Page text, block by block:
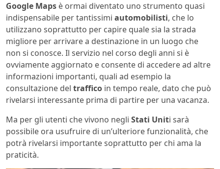
Google Maps è ormai diventato uno strumento quasi
indispensabile per tantissimi automobilisti, che lo
utilizzano soprattutto per capire quale sia la strada
migliore per arrivare a destinazione in un luogo che
non si conosce. Il servizio nel corso degli anni si è
ovviamente aggiornato e consente di accedere ad altre
informazioni importanti, quali ad esempio la
consultazione del traffico in tempo reale, dato che può
rivelarsi interessante prima di partire per una vacanza.
Ma per gli utenti che vivono negli Stati Uniti sarà
possibile ora usufruire di un’ulteriore funzionalità, che
potrà rivelarsi importante soprattutto per chi ama la
praticità.